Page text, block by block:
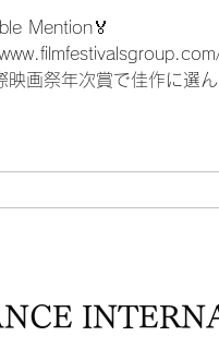
Mention🏅
映画祭年次賞で佳作に選